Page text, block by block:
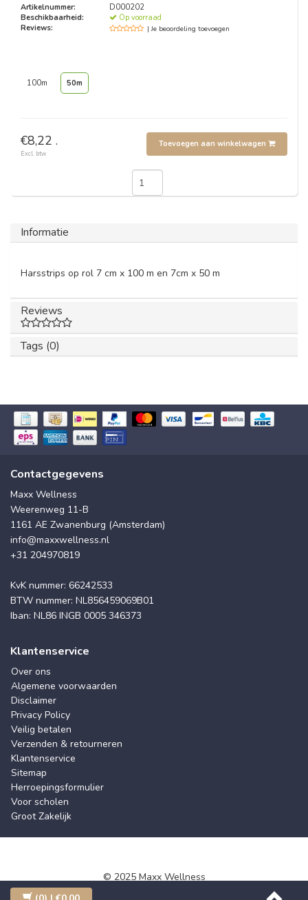
Artikelnummer:
D000202
Beschikbaarheid:
Op voorraad
Reviews:
| Je beoordeling toevoegen
100m 50m
€8,22 .
Excl. btw
Toevoegen aan winkelwagen
Informatie
Harsstrips op rol 7 cm x 100 m en 7cm x 50 m
Reviews
Tags (0)
Contactgegevens
Maxx Wellness
Weerenweg 11-B
1161 AE Zwanenburg (Amsterdam)
info@maxxwellness.nl
+31 204970819
KvK nummer: 66242533
BTW nummer: NL856459069B01
Iban: NL86 INGB 0005 346373
Klantenservice
Over ons
Algemene voorwaarden
Disclaimer
Privacy Policy
Veilig betalen
Verzenden & retourneren
Klantenservice
Sitemap
Herroepingsformulier
Voor scholen
Groot Zakelijk
© 2025 Maxx Wellness